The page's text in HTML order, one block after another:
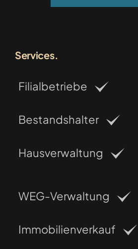
Services.
Filialbetriebe
Bestandshalter
Hausverwaltung
WEG-Verwaltung
Immobilienverkauf